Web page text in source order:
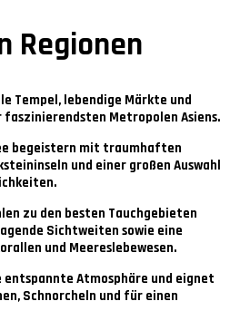
Regionen
Tempel, lebendige Märkte und
Metropolen Asiens.
begeistern mit traumhaften
und einer großen Auswahl
zu den besten Tauchgebieten
Sichtweiten sowie eine
und Meereslebewesen.
Atmosphäre und eignet
Schnorcheln und für einen